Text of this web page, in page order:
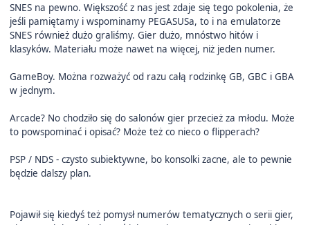
SNES na pewno. Większość z nas jest zdaje się tego pokolenia, że
jeśli pamiętamy i wspominamy PEGASUSa, to i na emulatorze
SNES również dużo graliśmy. Gier dużo, mnóstwo hitów i
klasyków. Materiału może nawet na więcej, niż jeden numer.
GameBoy. Można rozważyć od razu całą rodzinkę GB, GBC i GBA
w jednym.
Arcade? No chodziło się do salonów gier przecież za młodu. Może
to powspominać i opisać? Może też co nieco o flipperach?
PSP / NDS - czysto subiektywne, bo konsolki zacne, ale to pewnie
będzie dalszy plan.
Pojawił się kiedyś też pomysł numerów tematycznych o serii gier,